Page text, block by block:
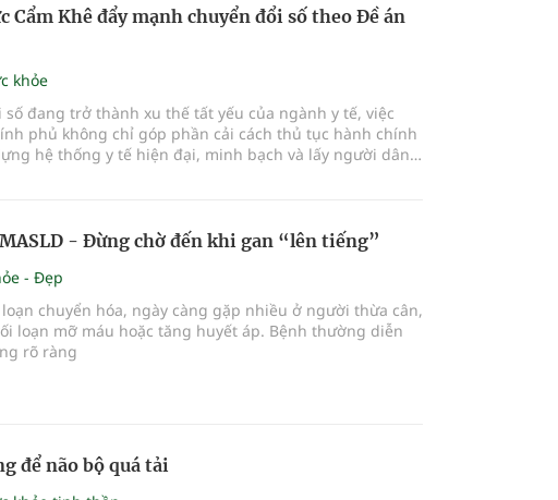
Cẩm Khê đẩy mạnh chuyển đổi số theo Đề án
khỏe
đang trở thành xu thế tất yếu của ngành y tế, việc
phủ không chỉ góp phần cải cách thủ tục hành chính
hệ thống y tế hiện đại, minh bạch và lấy người dân
- Đừng chờ đến khi gan “lên tiếng”
- Đẹp
chuyển hóa, ngày càng gặp nhiều ở người thừa cân,
loạn mỡ máu hoặc tăng huyết áp. Bệnh thường diễn
rõ ràng
để não bộ quá tải